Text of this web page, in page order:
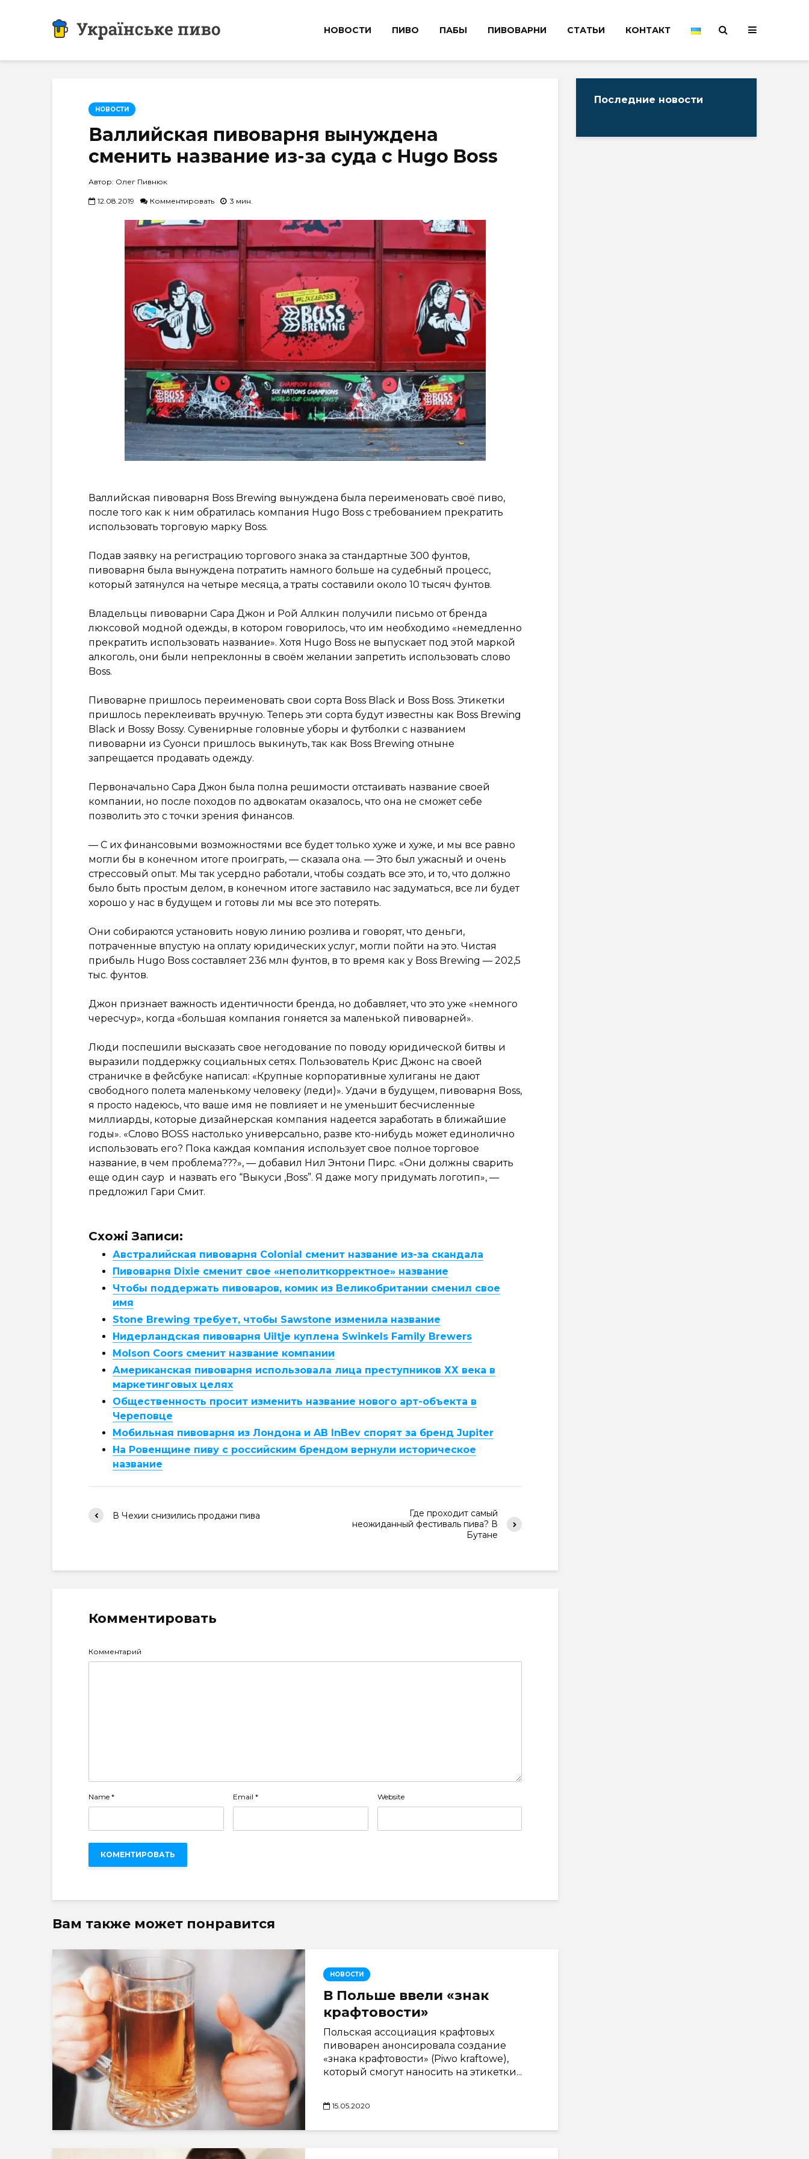
НОВОСТИ ПИВО ПАБЫ ПИВОВАРНИ СТАТЬИ КОНТАКТ
НОВОСТИ
Валлийская пивоварня вынуждена
сменить название из-за суда с Hugo Boss
Автор: Олег Пивнюк
12.08.2019 Комментировать 3 мин.
Валлийская пивоварня Boss Brewing вынуждена была переименовать своё пиво,
после того как к ним обратилась компания Hugo Boss с требованием прекратить
использовать торговую марку Boss.
Подав заявку на регистрацию торгового знака за стандартные 300 фунтов,
пивоварня была вынуждена потратить намного больше на судебный процесс,
который затянулся на четыре месяца, а траты составили около 10 тысяч фунтов.
Владельцы пивоварни Сара Джон и Рой Аллкин получили письмо от бренда
люксовой модной одежды, в котором говорилось, что им необходимо «немедленно
прекратить использовать название». Хотя Hugo Boss не выпускает под этой маркой
алкоголь, они были непреклонны в своём желании запретить использовать слово
Boss.
Пивоварне пришлось переименовать свои сорта Boss Black и Boss Boss. Этикетки
пришлось переклеивать вручную. Теперь эти сорта будут известны как Boss Brewing
Black и Bossy Bossy. Сувенирные головные уборы и футболки с названием
пивоварни из Суонси пришлось выкинуть, так как Boss Brewing отныне
запрещается продавать одежду.
Первоначально Сара Джон была полна решимости отстаивать название своей
компании, но после походов по адвокатам оказалось, что она не сможет себе
позволить это с точки зрения финансов.
— С их финансовыми возможностями все будет только хуже и хуже, и мы все равно
могли бы в конечном итоге проиграть, — сказала она. — Это был ужасный и очень
стрессовый опыт. Мы так усердно работали, чтобы создать все это, и то, что должно
было быть простым делом, в конечном итоге заставило нас задуматься, все ли будет
хорошо у нас в будущем и готовы ли мы все это потерять.
Они собираются установить новую линию розлива и говорят, что деньги,
потраченные впустую на оплату юридических услуг, могли пойти на это. Чистая
прибыль Hugo Boss составляет 236 млн фунтов, в то время как у Boss Brewing — 202,5
тыс. фунтов.
Джон признает важность идентичности бренда, но добавляет, что это уже «немного
чересчур», когда «большая компания гоняется за маленькой пивоварней».
Люди поспешили высказать свое негодование по поводу юридической битвы и
выразили поддержку социальных сетях. Пользователь Крис Джонс на своей
страничке в фейсбуке написал: «Крупные корпоративные хулиганы не дают
свободного полета маленькому человеку (леди)». Удачи в будущем, пивоварня Boss,
я просто надеюсь, что ваше имя не повлияет и не уменьшит бесчисленные
миллиарды, которые дизайнерская компания надеется заработать в ближайшие
годы». «Слово BOSS настолько универсально, разве кто-нибудь может единолично
использовать его? Пока каждая компания использует свое полное торговое
название, в чем проблема???», — добавил Нил Энтони Пирс. «Они должны сварить
еще один саур и назвать его “Выкуси ,Boss”. Я даже могу придумать логотип», —
предложил Гари Смит.
Схожі Записи:
Австралийская пивоварня Colonial сменит название из-за скандала
Пивоварня Dixie сменит свое «неполиткорректное» название
Чтобы поддержать пивоваров, комик из Великобритании сменил свое
имя
Stone Brewing требует, чтобы Sawstone изменила название
Нидерландская пивоварня Uiltje куплена Swinkels Family Brewers
Molson Coors сменит название компании
Американская пивоварня использовала лица преступников ХХ века в
маркетинговых целях
Общественность просит изменить название нового арт-объекта в
Череповце
Мобильная пивоварня из Лондона и AB InBev спорят за бренд Jupiter
На Ровенщине пиву с российским брендом вернули историческое
название
В Чехии снизились продажи пива
Где проходит самый
неожиданный фестиваль пива? В
Бутане
Комментировать
Комментарий
Name * Email * Website
Вам также может понравится
НОВОСТИ
В Польше ввели «знак
крафтовости»
Польская ассоциация крафтовых
пивоварен анонсировала создание
«знака крафтовости» (Piwo kraftowe),
который смогут наносить на этикетки...
15.05.2020
Последние новости